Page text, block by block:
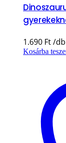
1.690 Ft
Kosárba